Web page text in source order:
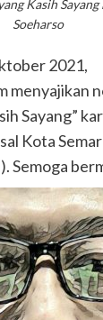
Kasih
Soeharso
2021,
menyajikan
Sayang”
Kota
Semoga